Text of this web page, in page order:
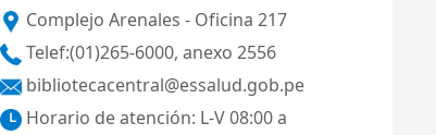
Complejo Arenales - Oficina 217
Telef:(01)265-6000, anexo 2556
bibliotecacentral@essalud.gob.pe
Horario de atención: L-V 08:00 a